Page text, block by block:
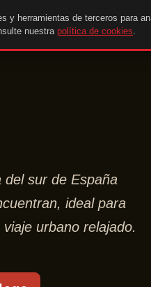
del sur de España
ideal para
urbano relajado.
y herramientas de terceros para
nuestra política de cookies.